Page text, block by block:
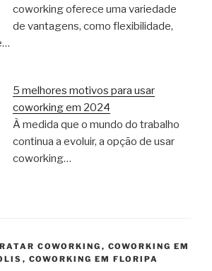
coworking oferece uma variedade
de vantagens, como flexibilidade,
5 melhores motivos para usar
coworking em 2024
À medida que o mundo do trabalho
continua a evoluir, a opção de usar
coworking…
COWORKING , COWORKING EM
, COWORKING EM FLORIPA